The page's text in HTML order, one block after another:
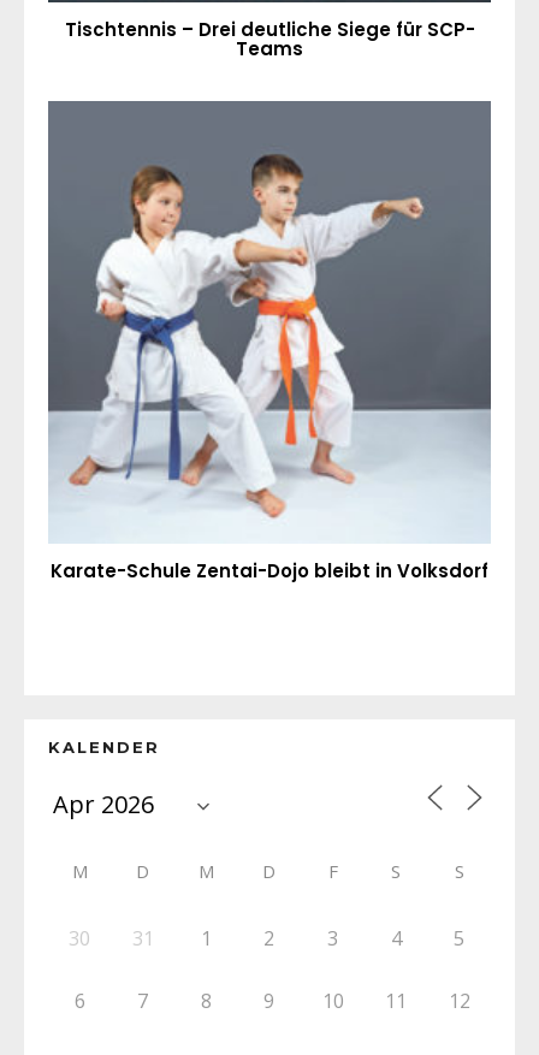
Tischtennis – Drei deutliche Siege für SCP-
Teams
Karate-Schule Zentai-Dojo bleibt in Volksdorf
KALENDER
M D M D F S S
30 31 1 2 3 4 5
6 7 8 9 10 11 12